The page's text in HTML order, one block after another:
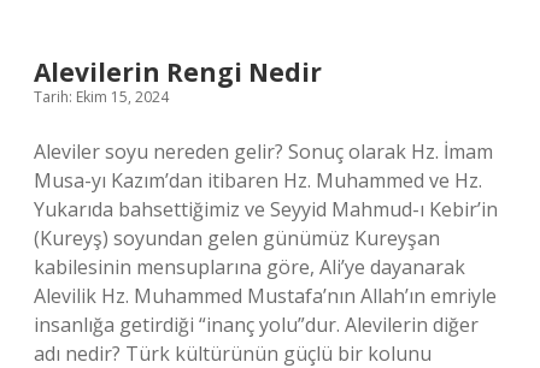
Alevilerin Rengi Nedir
Tarih: Ekim 15, 2024
Aleviler soyu nereden gelir? Sonuç olarak Hz. İmam
Musa-yı Kazım’dan itibaren Hz. Muhammed ve Hz.
Yukarıda bahsettiğimiz ve Seyyid Mahmud-ı Kebir’in
(Kureyş) soyundan gelen günümüz Kureyşan
kabilesinin mensuplarına göre, Ali’ye dayanarak
Alevilik Hz. Muhammed Mustafa’nın Allah’ın emriyle
insanlığa getirdiği “inanç yolu”dur. Alevilerin diğer
adı nedir? Türk kültürünün güçlü bir kolunu